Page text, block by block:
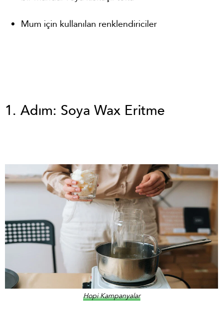
Mum için kullanılan renklendiriciler
1. Adım: Soya Wax Eritme
Hopi Kampanyalar